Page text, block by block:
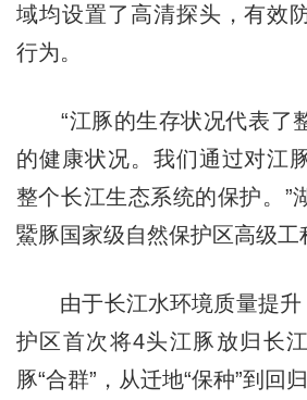
域均设置了高清探头，有效
行为。
“江豚的生存状况代表了
的健康状况。我们通过对江
整个长江生态系统的保护。”
鱀豚国家级自然保护区高级工
由于长江水环境质量提升
护区首次将4头江豚放归长
豚“合群”，从迁地“保种”到回